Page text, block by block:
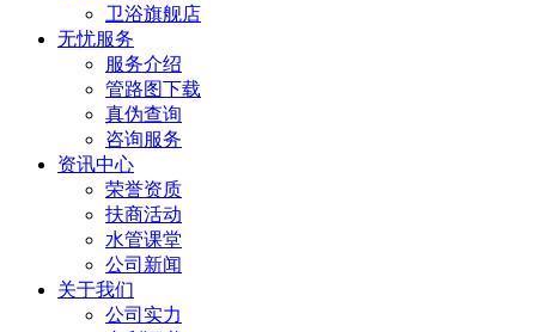
卫浴旗舰店
无忧服务
服务介绍
管路图下载
真伪查询
咨询服务
资讯中心
荣誉资质
扶商活动
水管课堂
公司新闻
关于我们
公司实力